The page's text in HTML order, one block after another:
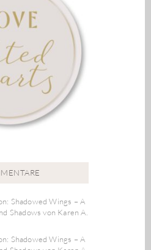
Shadowed Wings – A
Shadows von Karen A.
Shadowed Wings – A